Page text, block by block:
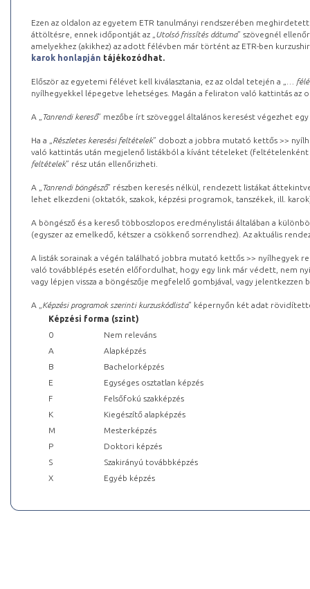
Ezen az oldalon az egyetem ETR tanulmányi rendszerében
áttöltésre, ennek időpontját az „ Utolsó frissítés dátuma” szövegnél
amelyekhez (akikhez) az adott félévben már történt az ETR-ben
karok honlapján tájékozódhat.
Először az egyetemi félévet kell kiválasztania, ez az oldal tetején a „
…
nyílhegyekkel lépegetve lehetséges. Magán a feliraton való kattintás az
A „ Tanrendi kereső” mezőbe írt szöveggel általános keresést végezhet
Ha a „ Részletes keresési feltételek” dobozt a jobbra mutató kettős >>
való kattintás után megjelenő listákból a kívánt tételeket (feltételenként
feltételek” rész után ellenőrizheti.
A „ Tanrendi böngésző” részben keresés nélkül, rendezett listákat
lehet elkezdeni (oktatók, szakok, képzési programok, tanszékek, ill.
A böngésző és a kereső többoszlopos eredménylistái általában a
(egyszer az emelkedő, kétszer a csökkenő sorrendhez). Az aktuális
A listák sorainak a végén található jobbra mutató kettős >> nyílhegyek
való továbblépés esetén előfordulhat, hogy egy link már védett, nem
vagy lépjen vissza a böngészője megfelelő gombjával, vagy
A „ Képzési programok szerinti kurzuskódlista” képernyőn két adat
Képzési forma (szint)
0
Nem releváns
A
Alapképzés
B
Bachelorképzés
E
Egységes osztatlan képzés
F
Felsőfokú szakképzés
K
Kiegészítő alapképzés
M
Mesterképzés
P
Doktori képzés
S
Szakirányú továbbképzés
X
Egyéb képzés